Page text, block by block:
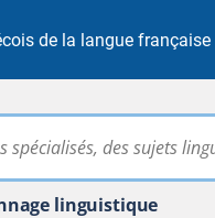
de la langue française
linguistique
terminologique